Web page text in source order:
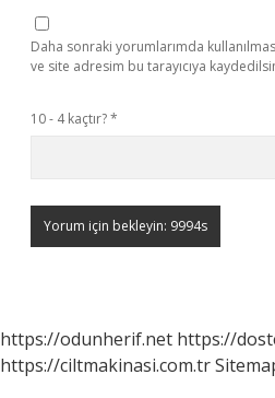
Daha sonraki yorumlarımda
ve site adresim bu tarayıcıya
10 - 4 kaçtır?*
https://odunherif.net https://
https://ciltmakinasi.com.tr